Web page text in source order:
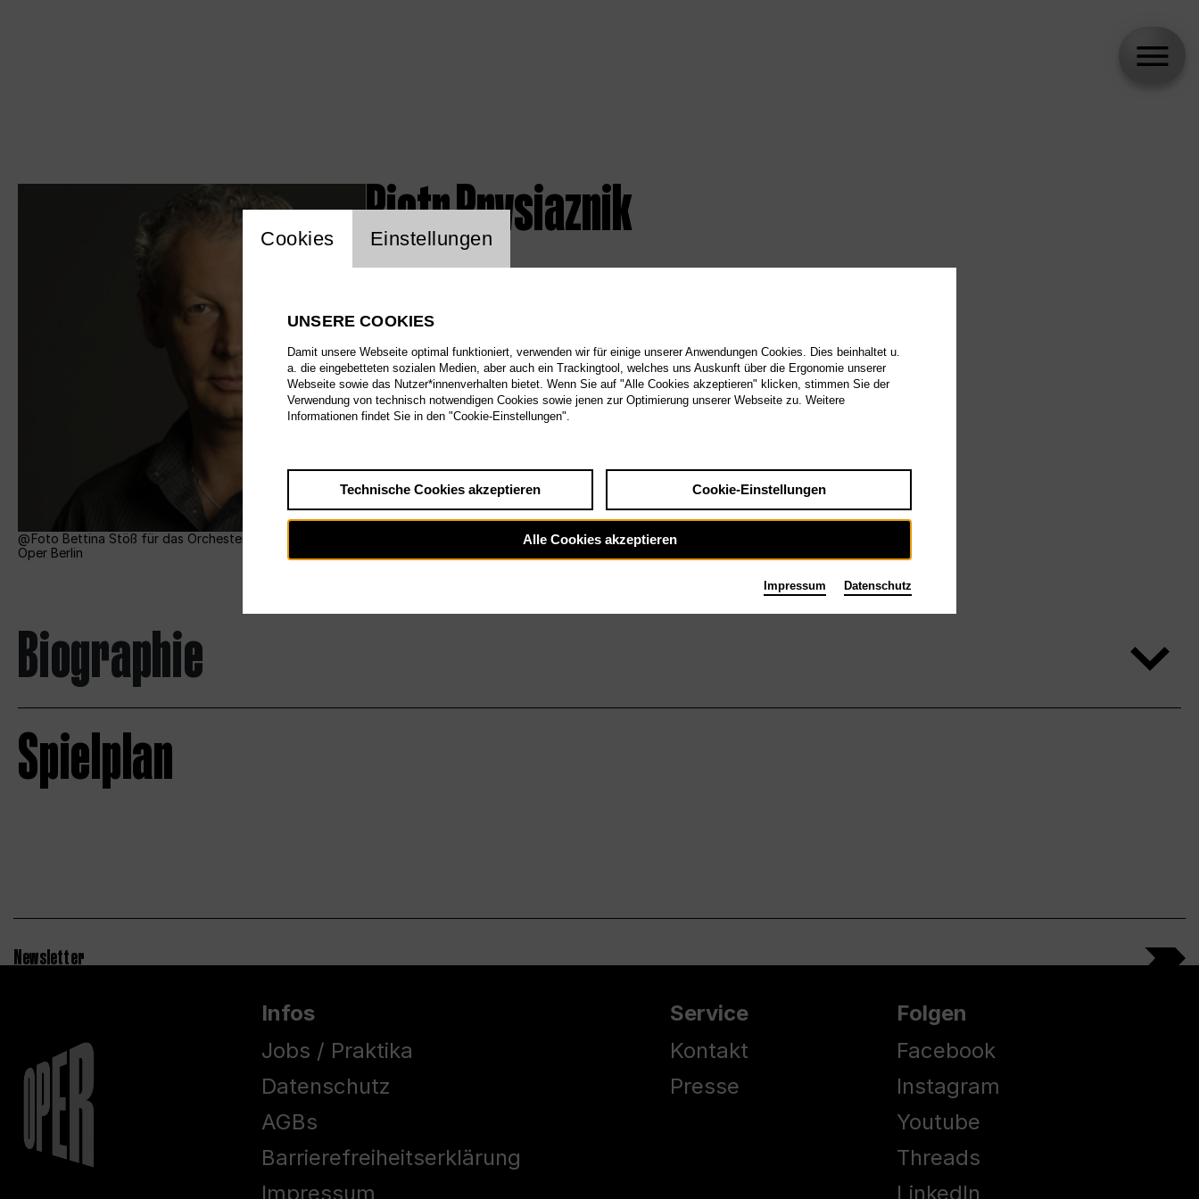
Foto Bettina Stöß für das Orchester der Deutschen
Oper Berlin
Piotr Prysiaznik
Biographie
Spielplan
Newsletter
Infos
Jobs / Praktika
Datenschutz
AGBs
Barrierefreiheitserklärung
Impressum
Service
Kontakt
Presse
Folgen
Facebook
Instagram
Youtube
Threads
LinkedIn
Einstellung Website Cookie
Cookies Einstellungen
UNSERE COOKIES
Damit unsere Webseite optimal funktioniert, verwenden wir für einige unserer Anwendungen Cookies. Dies beinhaltet u.
a. die eingebetteten sozialen Medien, aber auch ein Trackingtool, welches uns Auskunft über die Ergonomie unserer
Webseite sowie das Nutzer*innenverhalten bietet. Wenn Sie auf "Alle Cookies akzeptieren" klicken, stimmen Sie der
Verwendung von technisch notwendigen Cookies sowie jenen zur Optimierung unserer Webseite zu. Weitere
Informationen findet Sie in den "Cookie-Einstellungen".
Technische Cookies akzeptieren Cookie-Einstellungen
Alle Cookies akzeptieren
Impressum Datenschutz